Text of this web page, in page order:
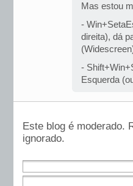
Mas estou
-
direita), dá
-
Esquerda
Este blog é moderado.
ignorado.